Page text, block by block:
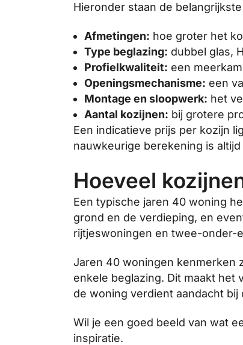
Hieronder staan de
Afmetingen: hoe groter het
Type beglazing: dubbel glas,
Profielkwaliteit: een
Openingsmechanisme: een
Montage en sloopwerk: het
Aantal kozijnen: bij grotere
Een indicatieve prijs per kozijn
nauwkeurige berekening is
Hoeveel
Een typische jaren 40 woning
grond en de verdieping, en
rijtjeswoningen en twee-onder-
Jaren 40 woningen kenmerken
enkele beglazing. Dit maakt het
de woning verdient aandacht
Wil je een goed beeld van wat
inspiratie.